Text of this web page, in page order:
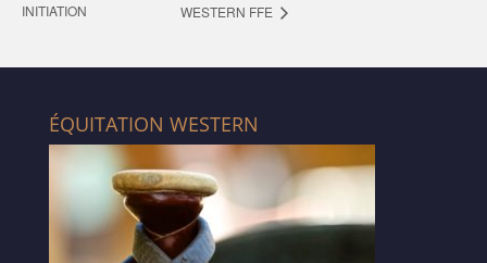
INITIATION
WESTERN FFE
ÉQUITATION WESTERN